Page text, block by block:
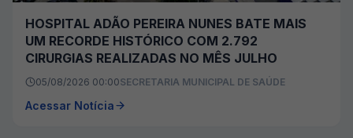
HOSPITAL ADÃO PEREIRA NUNES BATE MAIS
UM RECORDE HISTÓRICO COM 2.792
CIRURGIAS REALIZADAS NO MÊS JULHO
05/08/2026 00:00SECRETARIA MUNICIPAL DE SAÚDE
Acessar Notícia